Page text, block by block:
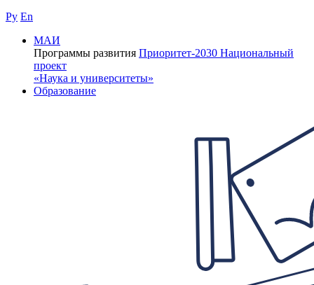
Ру En
МАИ
Программы развития Приоритет-2030 Национальный
проект
«Наука и университеты»
Образование